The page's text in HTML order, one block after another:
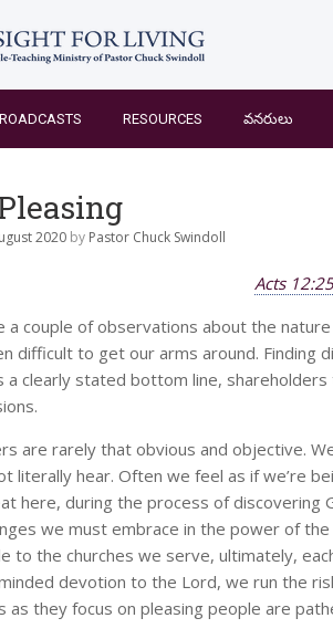
RESOURCES వనరులు
2020 by Pastor Chuck Swindoll
Acts
a couple of observations about the
difficult to get our arms around. Finding
a clearly stated bottom line,
are rarely that obvious and objective.
literally hear. Often we feel as if we’re
here, during the process of discovering
we must embrace in the power of
to the churches we serve, ultimately,
devotion to the Lord, we run the
as they focus on pleasing people are